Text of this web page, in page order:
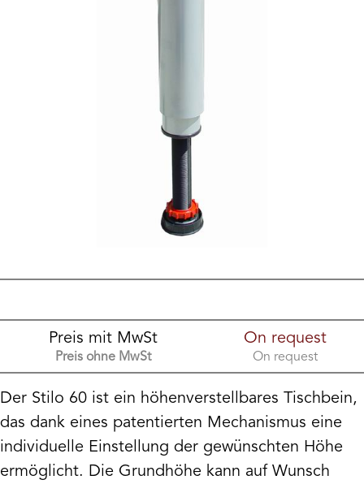
Der Stilo 60 ist ein höhenverstellbares Tischbein,
das dank eines patentierten Mechanismus eine
individuelle Einstellung der gewünschten Höhe
ermöglicht. Die Grundhöhe kann auf Wunsch
Preis mit MwSt On request
Preis ohne MwSt On request